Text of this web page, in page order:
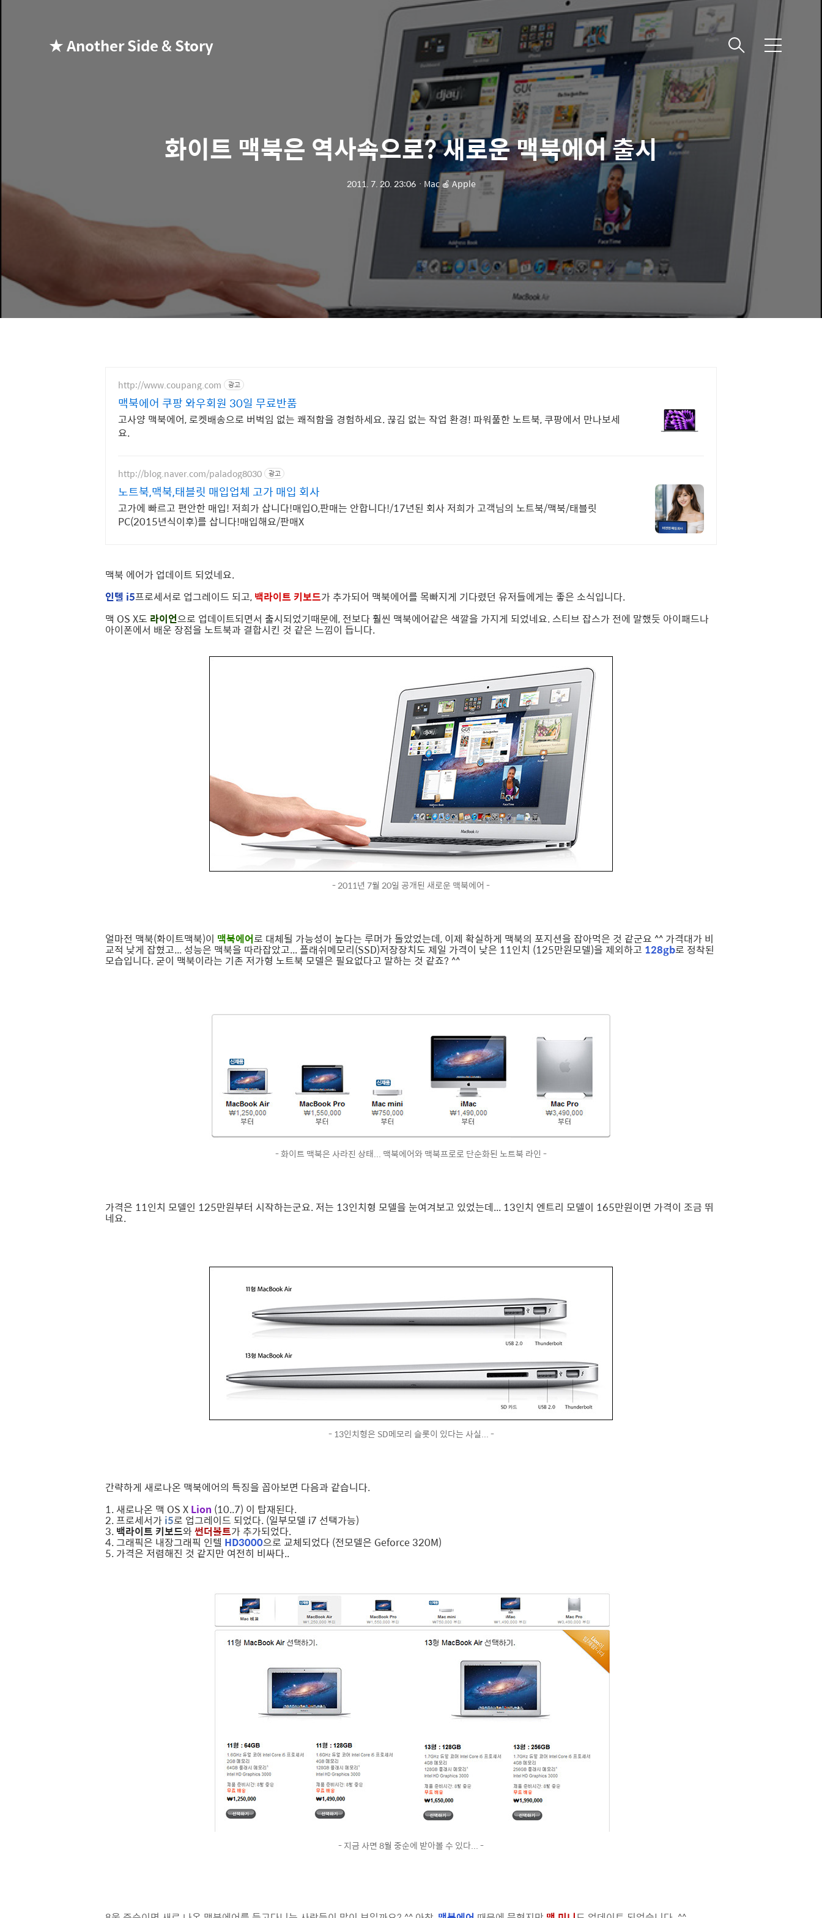
★ Another Side & Story 메
뉴
화이트 맥북은 역사속으로? 새로운 맥북에어 출시
2011. 7. 20. 23:06ㆍ Mac 🍎 Apple
http://www.coupang.com 광고
맥북에어 쿠팡 와우회원 30일 무료반품
고사양 맥북에어, 로켓배송으로 버벅임 없는 쾌적함을 경험하세요. 끊김 없는 작업 환경! 파워풀한 노트북, 쿠팡에서 만나보세
요.
http://blog.naver.com/paladog8030 광고
노트북,맥북,태블릿 매입업체 고가 매입 회사
고가에 빠르고 편안한 매입! 저희가 삽니다!매입O,판매는 안합니다!/17년된 회사 저희가 고객님의 노트북/맥북/태블릿
PC(2015년식이후)를 삽니다!매입해요/판매X
맥북 에어가 업데이트 되었네요.
인텔 i5프로세서로 업그레이드 되고, 백라이트 키보드가 추가되어 맥북에어를 목빠지게 기다렸던 유저들에게는 좋은 소식입니다.
맥 OS X도 라이언으로 업데이트되면서 출시되었기때문에, 전보다 훨씬 맥북에어같은 색깔을 가지게 되었네요. 스티브 잡스가 전에 말했듯 아이패드나
아이폰에서 배운 장점을 노트북과 결합시킨 것 같은 느낌이 듭니다.
- 2011년 7월 20일 공개된 새로운 맥북에어 -
얼마전 맥북(화이트맥북)이 맥북에어로 대체될 가능성이 높다는 루머가 돌았었는데, 이제 확실하게 맥북의 포지션을 잡아먹은 것 같군요 ^^ 가격대가 비
교적 낮게 잡혔고... 성능은 맥북을 따라잡았고... 플래쉬메모리(SSD)저장장치도 제일 가격이 낮은 11인치 (125만원모델)을 제외하고 128gb로 정착된
모습입니다. 굳이 맥북이라는 기존 저가형 노트북 모델은 필요없다고 말하는 것 같죠? ^^
- 화이트 맥북은 사라진 상태... 맥북에어와 맥북프로로 단순화된 노트북 라인 -
가격은 11인치 모델인 125만원부터 시작하는군요. 저는 13인치형 모델을 눈여겨보고 있었는데... 13인치 엔트리 모델이 165만원이면 가격이 조금 뛰
네요.
- 13인치형은 SD메모리 슬롯이 있다는 사실... -
간략하게 새로나온 맥북에어의 특징을 꼽아보면 다음과 같습니다.
1. 새로나온 맥 OS X Lion (10..7) 이 탑재된다.
2. 프로세서가 i5로 업그레이드 되었다. (일부모델 i7 선택가능)
3. 백라이트 키보드와썬더볼트가 추가되었다.
4. 그래픽은 내장그래픽 인텔 HD3000으로 교체되었다 (전모델은 Geforce 320M)
5. 가격은 저렴해진 것 같지만 여전히 비싸다..
- 지금 사면 8월 중순에 받아볼 수 있다... -